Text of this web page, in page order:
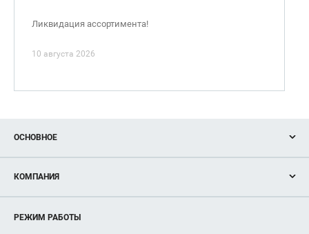
Ликвидация ассортимента!
10 августа 2026
ОСНОВНОЕ
Новости
Магазины
Услуги
КОМПАНИЯ
Рекламодателям
РЕЖИМ РАБОТЫ